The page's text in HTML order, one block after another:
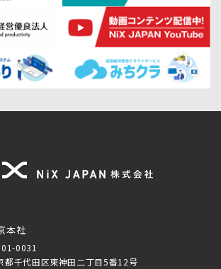
本社
0031
都千代田区東神田二丁目5番12号